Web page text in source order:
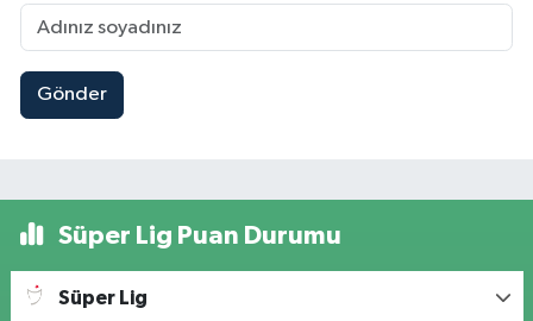
Gönder
Süper Lig Puan Durumu
Süper Lig